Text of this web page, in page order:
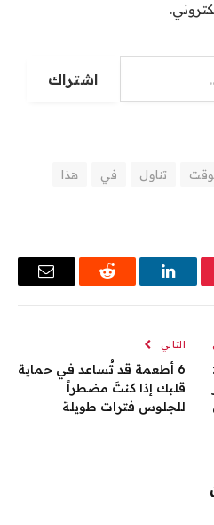
اشتراك
تناول في
هذا
لينكدإن رديت
البريد
التالي
6 أطعمة قد تُساعد في حماية
قلبك إذا كنتَ مضطراً
للجلوس فترات طويلة